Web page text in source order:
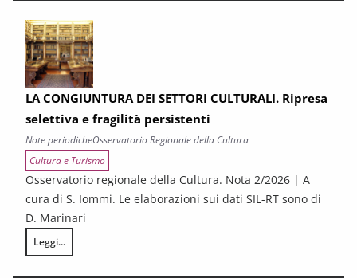
LA CONGIUNTURA DEI SETTORI CULTURALI. Ripresa
selettiva e fragilità persistenti
Note periodicheOsservatorio Regionale della Cultura
Cultura e Turismo
Osservatorio regionale della Cultura. Nota 2/2026 | A
cura di S. Iommi. Le elaborazioni sui dati SIL-RT sono di
D. Marinari
Leggi...
LA CONGIUNTURA DEI SETTORI CULTURALI. Ripresa selettiva e